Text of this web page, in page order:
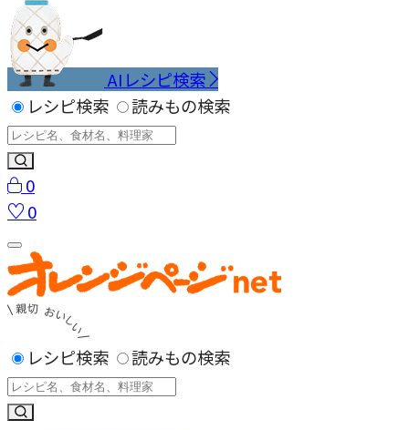
AIレシピ検索
レシピ検索
読みもの検索
0
0
レシピ検索 読みもの検索